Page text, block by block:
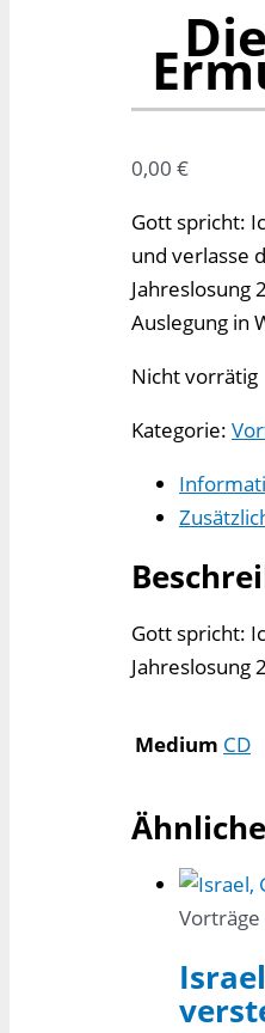
0,00 €
Gott spricht:
und verlasse
Jahreslosung
Auslegung in
Nicht vorrätig
Kategorie:
Gott spricht:
Jahreslosung
Medium CD
Vorträge